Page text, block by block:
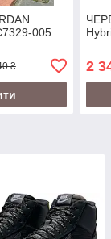
005
₴ 2